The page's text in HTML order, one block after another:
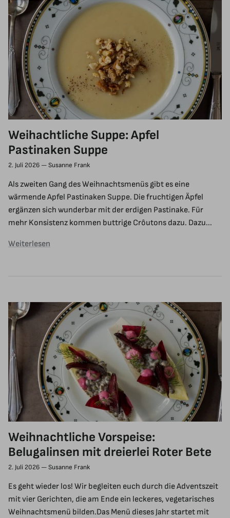
Weihachtliche Suppe: Apfel
Pastinaken Suppe
2. Juli 2026 —Susanne Frank
Als zweiten Gang des Weihnachtsmenüs gibt es eine
wärmende Apfel Pastinaken Suppe. Die fruchtigen Äpfel
ergänzen sich wunderbar mit der erdigen Pastinake. Für
mehr Konsistenz kommen buttrige Crôutons dazu. Dazu...
Weiterlesen
Weihnachtliche Vorspeise:
Belugalinsen mit dreierlei Roter Bete
2. Juli 2026 —Susanne Frank
Es geht wieder los! Wir begleiten euch durch die Adventszeit
mit vier Gerichten, die am Ende ein leckeres, vegetarisches
Weihnachtsmenü bilden.Das Menü dieses Jahr startet mit